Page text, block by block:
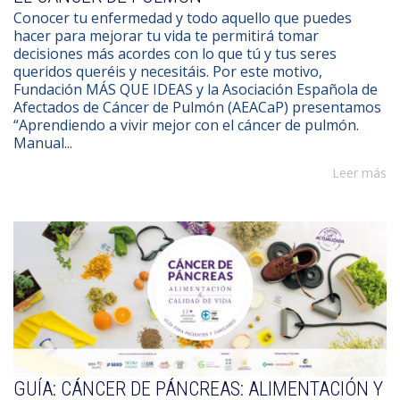
Conocer tu enfermedad y todo aquello que puedes
hacer para mejorar tu vida te permitirá tomar
decisiones más acordes con lo que tú y tus seres
queridos queréis y necesitáis. Por este motivo,
Fundación MÁS QUE IDEAS y la Asociación Española de
Afectados de Cáncer de Pulmón (AEACaP) presentamos
“Aprendiendo a vivir mejor con el cáncer de pulmón.
Manual...
Leer más
GUÍA: CÁNCER DE PÁNCREAS: ALIMENTACIÓN Y